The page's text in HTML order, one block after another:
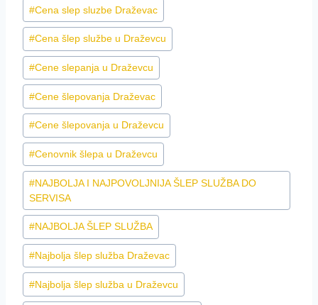
#Cena slep sluzbe Draževac
#Cena šlep službe u Draževcu
#Cene slepanja u Draževcu
#Cene šlepovanja Draževac
#Cene šlepovanja u Draževcu
#Cenovnik šlepa u Draževcu
#NAJBOLJA I NAJPOVOLJNIJA ŠLEP SLUŽBA DO
SERVISA
#NAJBOLJA ŠLEP SLUŽBA
#Najbolja šlep služba Draževac
#Najbolja šlep služba u Draževcu